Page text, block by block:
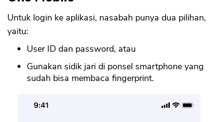
Untuk login ke aplikasi, nasabah punya dua pilihan,
yaitu:
User ID dan password, atau
Gunakan sidik jari di ponsel smartphone yang
sudah bisa membaca fingerprint.